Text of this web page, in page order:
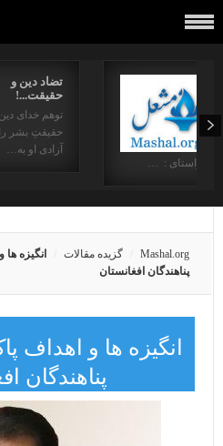
تضاد دین و
حقیقت...!
توهم خدای
حقیقتِ بشر را
آزادی او به…
در راستای : …
Mashal.org گزیده مقالات
انگیزه
پناهندگان افغانستان
انگیزه ها و اهداف
پناهندگان